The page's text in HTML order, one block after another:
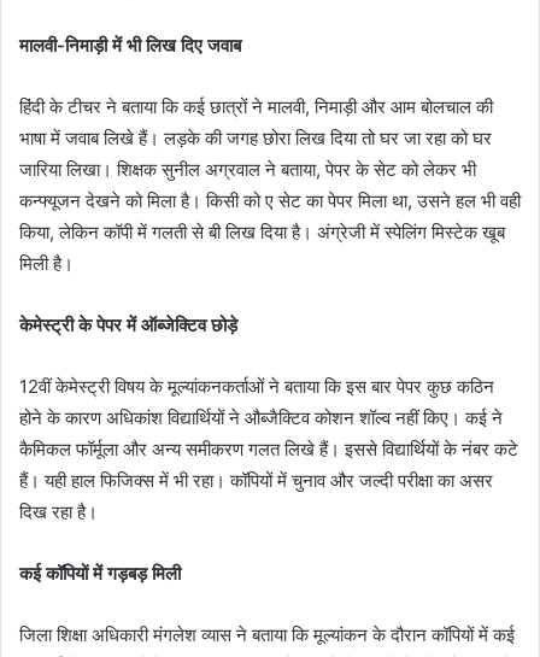
मालवी-निमाड़ी में भी लिख दिए जवाब
हिंदी के टीचर ने बताया कि कई छात्रों ने मालवी, निमाड़ी और आम बोलचाल की
भाषा में जवाब लिखे हैं। लड़के की जगह छोरा लिख दिया तो घर जा रहा को घर
जारिया लिखा। शिक्षक सुनील अग्रवाल ने बताया, पेपर के सेट को लेकर भी
कन्फ्यूजन देखने को मिला है। किसी को ए सेट का पेपर मिला था, उसने हल भी वही
किया, लेकिन कॉपी में गलती से बी लिख दिया है। अंग्रेजी में स्पेलिंग मिस्टेक खूब
मिली है।
केमेस्ट्री के पेपर में ऑब्जेक्टिव छोड़े
12वीं केमेस्ट्री विषय के मूल्यांकनकर्ताओं ने बताया कि इस बार पेपर कुछ कठिन
होने के कारण अधिकांश विद्यार्थियों ने औब्जैक्टिव कोशन शॉल्व नहीं किए। कई ने
कैमिकल फॉर्मूला और अन्य समीकरण गलत लिखे हैं। इससे विद्यार्थियों के नंबर कटे
हैं। यही हाल फिजिक्स में भी रहा। कॉपियों में चुनाव और जल्दी परीक्षा का असर
दिख रहा है।
कई कॉपियों में गड़बड़ मिली
जिला शिक्षा अधिकारी मंगलेश व्यास ने बताया कि मूल्यांकन के दौरान कॉपियों में कई